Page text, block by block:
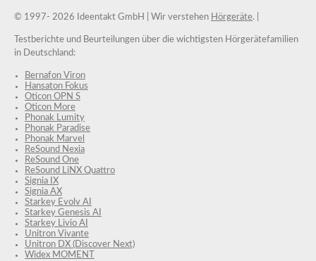
© 1997- 2026 Ideentakt GmbH | Wir verstehen Hörgeräte. |
Testberichte und Beurteilungen über die wichtigsten Hörgerätefamilien
in Deutschland:
Bernafon Viron
Hansaton Fokus
Oticon OPN S
Oticon More
Phonak Lumity
Phonak Paradise
Phonak Marvel
ReSound Nexia
ReSound One
ReSound LiNX Quattro
Signia IX
Signia AX
Starkey Evolv AI
Starkey Genesis AI
Starkey Livio AI
Unitron Vivante
Unitron DX (Discover Next)
Widex MOMENT